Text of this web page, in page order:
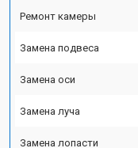
Ремонт камеры
Замена подвеса
Замена оси
Замена луча
Замена лопасти